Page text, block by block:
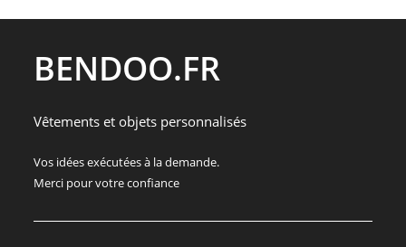
BENDOO.FR
Vêtements et objets personnalisés
Vos idées exécutées à la demande.
Merci pour votre confiance